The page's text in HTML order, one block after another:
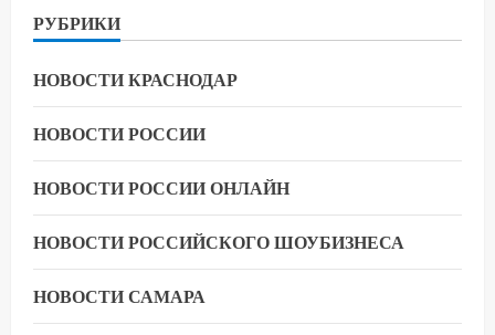
РУБРИКИ
НОВОСТИ КРАСНОДАР
НОВОСТИ РОССИИ
НОВОСТИ РОССИИ ОНЛАЙН
НОВОСТИ РОССИЙСКОГО ШОУБИЗНЕСА
НОВОСТИ САМАРА